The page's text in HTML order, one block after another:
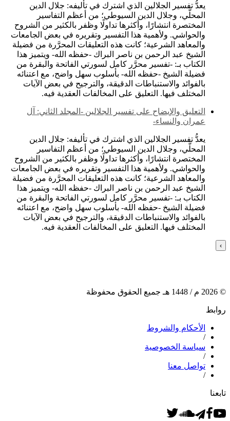
يعدُّ تفسير الجلالين الذي اشترك في تأليفه: جلال الدين
المحلَّي، وجلال الدين السيوطي؛ من أعظم التفاسير
المختصرة انتشارًا، وأكثرها تداولًا وظفر بالكثير من الشروح
والحواشي. ولأهمية هذا التفسير وتقريره في بعض الجامعات
والمعاهد الشرعية؛ كانت هذه التعليقات المحرَّرة من فضيلة
الشيخ عبد الرحمن بن ناصر البراك -حفظه الله- ويتميز هذا
الكتاب بـ: -تفسير محرَّر كامل لسورتي الفاتحة والبقرة من
فضيلة الشيخ -حفظه الله- بأسلوب سهل واضح، مع اعتنائه
بالفوائد والاستنباطات الدقيقة، والترجيح في بعض الآيات
المختلف فيها. التعليق على المخالفات العقدية فيه.
التعليق والإيضاح على تفسير الجلالين -المجلد الثاني: آل
عمران والنساء-
يعدُّ تفسير الجلالين الذي اشترك في تأليفه: جلال الدين
المحلَّي، وجلال الدين السيوطي؛ من أعظم التفاسير
المختصرة انتشارًا، وأكثرها تداولًا وظفر بالكثير من الشروح
والحواشي. ولأهمية هذا التفسير وتقريره في بعض الجامعات
والمعاهد الشرعية؛ كانت هذه التعليقات المحرَّرة من فضيلة
الشيخ عبد الرحمن بن ناصر البراك -حفظه الله- ويتميز هذا
الكتاب بـ: -تفسير محرَّر كامل لسورتي الفاتحة والبقرة من
فضيلة الشيخ -حفظه الله- بأسلوب سهل واضح، مع اعتنائه
بالفوائد والاستنباطات الدقيقة، والترجيح في بعض الآيات
المختلف فيها. التعليق على المخالفات العقدية فيه.
›
©
2026 م / 1448 هـ جميع الحقوق محفوظة
روابط
الأحكام والشروط
/
سياسة الخصوصية
/
تواصل معنا
/
تابعنا